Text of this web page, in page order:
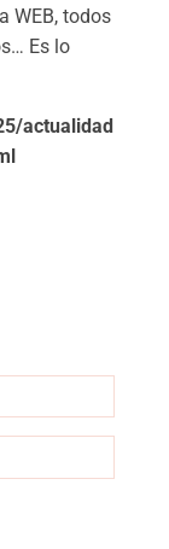
WEB, todos
Es lo
actualidad